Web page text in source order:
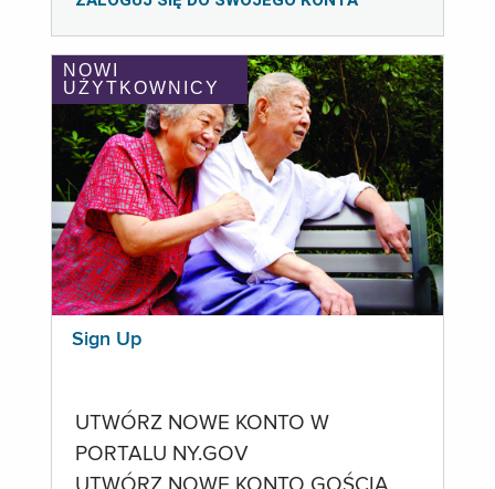
NOWI
UŻYTKOWNICY
Sign Up
UTWÓRZ NOWE KONTO W
PORTALU NY.GOV